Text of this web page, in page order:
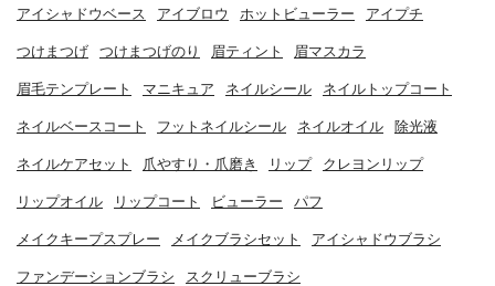
アイシャドウベース アイブロウ ホットビューラー アイプチ
つけまつげ つけまつげのり 眉ティント 眉マスカラ
眉毛テンプレート マニキュア ネイルシール ネイルトップコート
ネイルベースコート フットネイルシール ネイルオイル 除光液
ネイルケアセット 爪やすり・爪磨き リップ クレヨンリップ
リップオイル リップコート ビューラー パフ
メイクキープスプレー メイクブラシセット アイシャドウブラシ
ファンデーションブラシ スクリューブラシ